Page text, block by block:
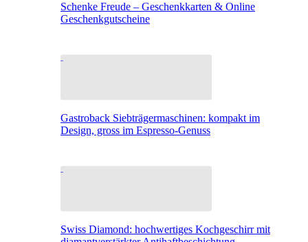
Schenke Freude – Geschenkkarten & Online
Geschenkgutscheine
Gastroback Siebträgermaschinen: kompakt im
Design, gross im Espresso-Genuss
Swiss Diamond: hochwertiges Kochgeschirr mit